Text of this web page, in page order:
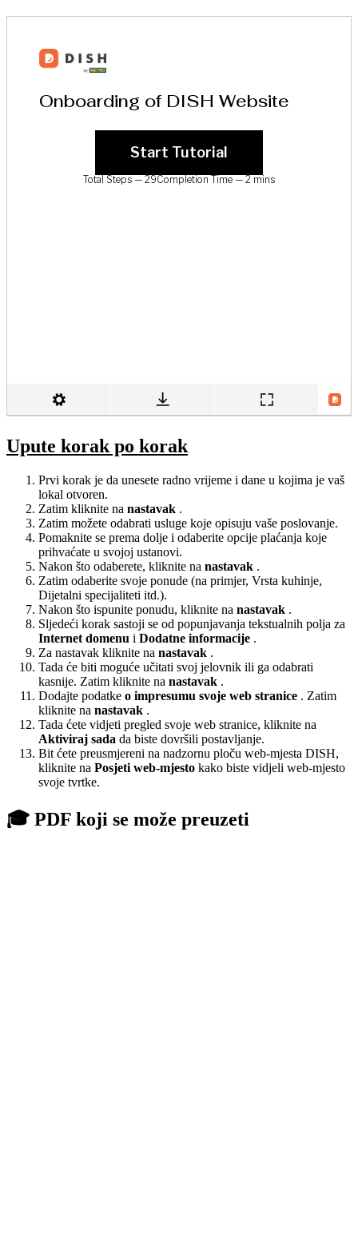
Upute korak po korak
Prvi korak je da unesete radno vrijeme i dane u kojima je vaš
lokal otvoren.
Zatim kliknite na nastavak .
Zatim možete odabrati usluge koje opisuju vaše poslovanje.
Pomaknite se prema dolje i odaberite opcije plaćanja koje
prihvaćate u svojoj ustanovi.
Nakon što odaberete, kliknite na nastavak .
Zatim odaberite svoje ponude (na primjer, Vrsta kuhinje,
Dijetalni specijaliteti itd.).
Nakon što ispunite ponudu, kliknite na nastavak .
Sljedeći korak sastoji se od popunjavanja tekstualnih polja za
Internet domenu i Dodatne informacije .
Za nastavak kliknite na nastavak .
Tada će biti moguće učitati svoj jelovnik ili ga odabrati
kasnije. Zatim kliknite na nastavak .
Dodajte podatke o impresumu svoje web stranice . Zatim
kliknite na nastavak .
Tada ćete vidjeti pregled svoje web stranice, kliknite na
Aktiviraj sada da biste dovršili postavljanje.
Bit ćete preusmjereni na nadzornu ploču web-mjesta DISH,
kliknite na Posjeti web-mjesto kako biste vidjeli web-mjesto
svoje tvrtke.
🎓 PDF koji se može preuzeti